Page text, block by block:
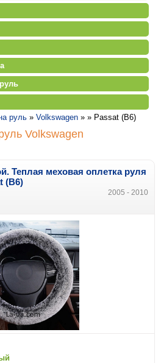
руль » Volkswagen » » Passat (B6)
Volkswagen
Теплая меховая оплетка руля
(B6)
2005 - 2010